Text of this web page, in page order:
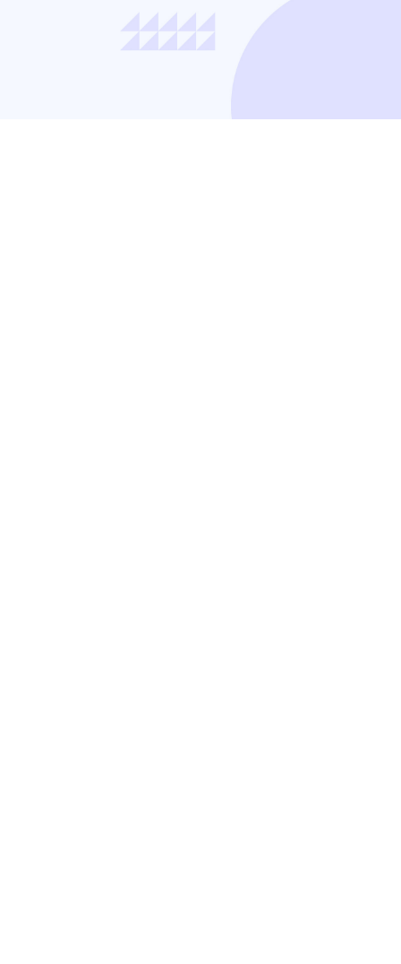
Takáto analýza vám pomôže zvýšiť dôveryhodnosť,
získať viac návštevníkov a posilniť vašu pozíciu na